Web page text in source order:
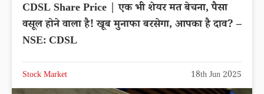
CDSL Share Price | एक भी शेयर मत बेचना, पैसा
वसूल होने वाला है! खूब मुनाफा बरसेगा, आपका है दाव? –
NSE: CDSL
Stock Market 18th Jun 2025